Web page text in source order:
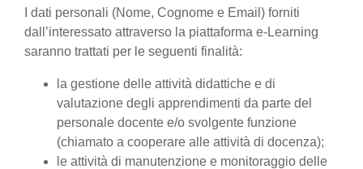
I dati personali (Nome, Cognome e Email) forniti
dall’interessato attraverso la piattaforma e-Learning
saranno trattati per le seguenti finalità:
la gestione delle attività didattiche e di
valutazione degli apprendimenti da parte del
personale docente e/o svolgente funzione
(chiamato a cooperare alle attività di docenza);
le attività di manutenzione e monitoraggio delle